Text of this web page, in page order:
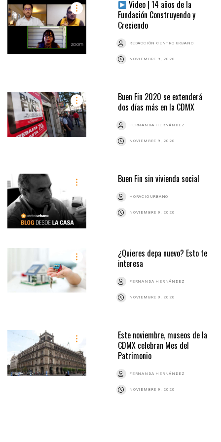
Video | 14 años de la
Fundación Construyendo y
Creciendo
REDACCIÓN CENTRO URBANO
NOVIEMBRE 9, 2020
Buen Fin 2020 se extenderá
dos días más en la CDMX
FERNANDA HERNÁNDEZ
NOVIEMBRE 9, 2020
Buen Fin sin vivienda social
HORACIO URBANO
NOVIEMBRE 9, 2020
¿Quieres depa nuevo? Esto te
interesa
FERNANDA HERNÁNDEZ
NOVIEMBRE 9, 2020
Este noviembre, museos de la
CDMX celebran Mes del
Patrimonio
FERNANDA HERNÁNDEZ
NOVIEMBRE 9, 2020